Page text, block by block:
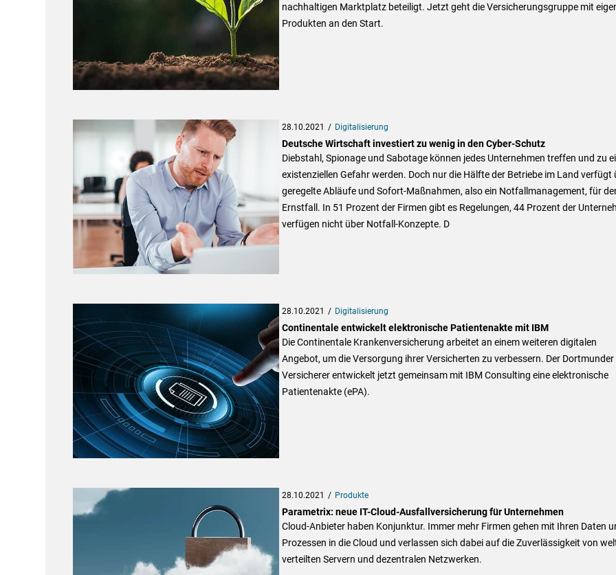
nachhaltigen Marktplatz beteiligt. Jetzt geht die Versicherungsgruppe mit
Produkten an den Start.
28.10.2021 Digitalisierung
Deutsche Wirtschaft investiert zu wenig in den Cyber-Schutz
Diebstahl, Spionage und Sabotage können jedes Unternehmen treffen und zu
existenziellen Gefahr werden. Doch nur die Hälfte der Betriebe im Land verfügt
geregelte Abläufe und Sofort-Maßnahmen, also ein Notfallmanagement, für
Ernstfall. In 51 Prozent der Firmen gibt es Regelungen, 44 Prozent der
verfügen nicht über Notfall-Konzepte. D
28.10.2021 Digitalisierung
Continentale entwickelt elektronische Patientenakte mit IBM
Die Continentale Krankenversicherung arbeitet an einem weiteren digitalen
Angebot, um die Versorgung ihrer Versicherten zu verbessern. Der Dortmunder
Versicherer entwickelt jetzt gemeinsam mit IBM Consulting eine elektronische
Patientenakte (ePA).
28.10.2021 Produkte
Parametrix: neue IT-Cloud-Ausfallversicherung für Unternehmen
Cloud-Anbieter haben Konjunktur. Immer mehr Firmen gehen mit Ihren Daten
Prozessen in die Cloud und verlassen sich dabei auf die Zuverlässigkeit von
verteilten Servern und dezentralen Netzwerken.